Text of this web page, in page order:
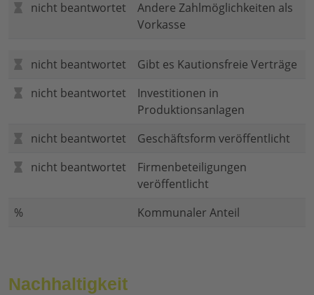
nicht beantwortet
Andere Zahlmöglichkeiten als
Vorkasse
nicht beantwortet
Gibt es Kautionsfreie Verträge
nicht beantwortet
Investitionen in
Produktionsanlagen
nicht beantwortet
Geschäftsform veröffentlicht
nicht beantwortet
Firmenbeteiligungen
veröffentlicht
%
Kommunaler Anteil
Nachhaltigkeit